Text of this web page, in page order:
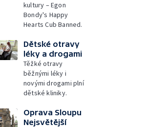
kultury – Egon
Bondy's Happy
Hearts Cub Banned.
Dětské otravy
léky a drogami
Těžké otravy
běžnými léky i
novými drogami plní
dětské kliniky.
Oprava Sloupu
Nejsvětější